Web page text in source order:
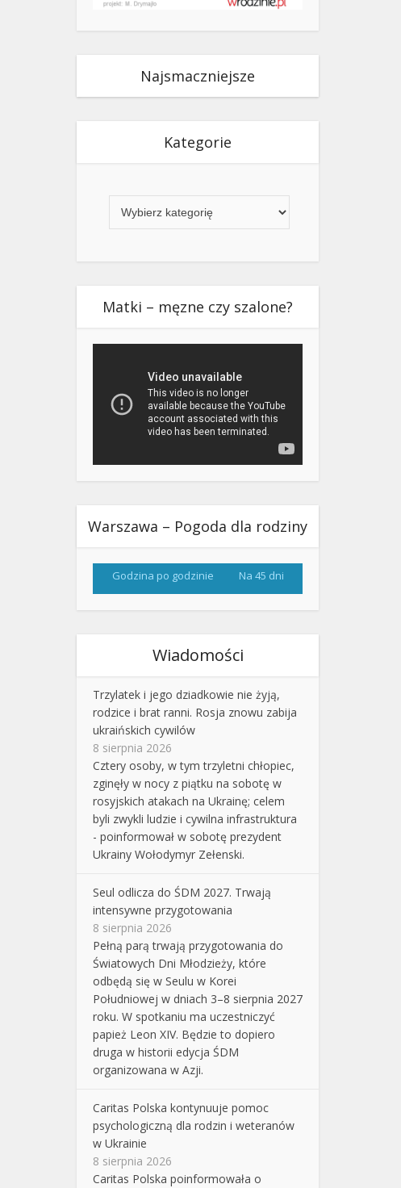
Najsmaczniejsze
Kategorie
Matki – męzne czy szalone?
Warszawa – Pogoda dla rodziny
Godzina po godzinie Na 45 dni
Wiadomości
Trzylatek i jego dziadkowie nie żyją,
rodzice i brat ranni. Rosja znowu zabija
ukraińskich cywilów
8 sierpnia 2026
Cztery osoby, w tym trzyletni chłopiec,
zginęły w nocy z piątku na sobotę w
rosyjskich atakach na Ukrainę; celem
byli zwykli ludzie i cywilna infrastruktura
- poinformował w sobotę prezydent
Ukrainy Wołodymyr Zełenski.
Seul odlicza do ŚDM 2027. Trwają
intensywne przygotowania
8 sierpnia 2026
Pełną parą trwają przygotowania do
Światowych Dni Młodzieży, które
odbędą się w Seulu w Korei
Południowej w dniach 3–8 sierpnia 2027
roku. W spotkaniu ma uczestniczyć
papież Leon XIV. Będzie to dopiero
druga w historii edycja ŚDM
organizowana w Azji.
Caritas Polska kontynuuje pomoc
psychologiczną dla rodzin i weteranów
w Ukrainie
8 sierpnia 2026
Caritas Polska poinformowała o